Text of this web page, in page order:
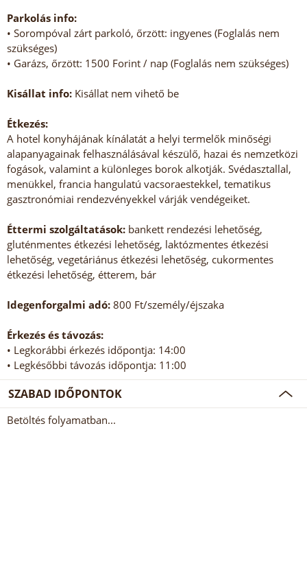
Parkolás info:
• Sorompóval zárt parkoló, őrzött: ingyenes (Foglalás nem
szükséges)
• Garázs, őrzött: 1500 Forint / nap (Foglalás nem szükséges)
Kisállat info: Kisállat nem vihető be
Étkezés:
A hotel konyhájának kínálatát a helyi termelők minőségi
alapanyagainak felhasználásával készülő, hazai és nemzetközi
fogások, valamint a különleges borok alkotják. Svédasztallal,
menükkel, francia hangulatú vacsoraestekkel, tematikus
gasztronómiai rendezvényekkel várják vendégeiket.
Éttermi szolgáltatások: bankett rendezési lehetőség,
gluténmentes étkezési lehetőség, laktózmentes étkezési
lehetőség, vegetáriánus étkezési lehetőség, cukormentes
étkezési lehetőség, étterem, bár
Idegenforgalmi adó: 800 Ft/személy/éjszaka
Érkezés és távozás:
• Legkorábbi érkezés időpontja: 14:00
• Legkésőbbi távozás időpontja: 11:00
SZABAD IDŐPONTOK
Betöltés folyamatban...